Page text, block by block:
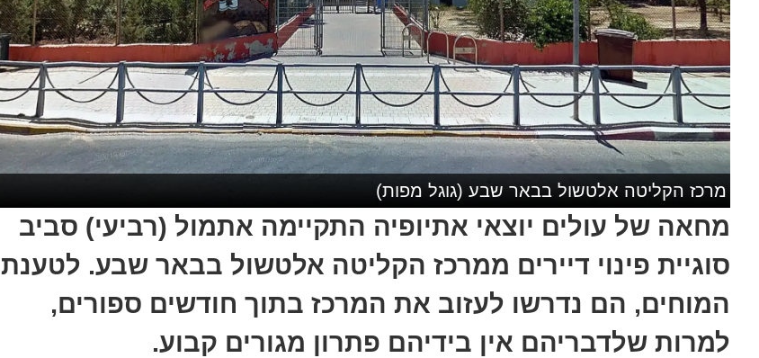
מרכז הקליטה אלטשול בבאר שבע (גוגל מפות)
מחאה של עולים יוצאי אתיופיה התקיימה אתמול (רביעי) סביב
סוגיית פינוי דיירים ממרכז הקליטה אלטשול בבאר שבע. לטענת
המוחים, הם נדרשו לעזוב את המרכז בתוך חודשים ספורים,
למרות שלדבריהם אין בידיהם פתרון מגורים קבוע.